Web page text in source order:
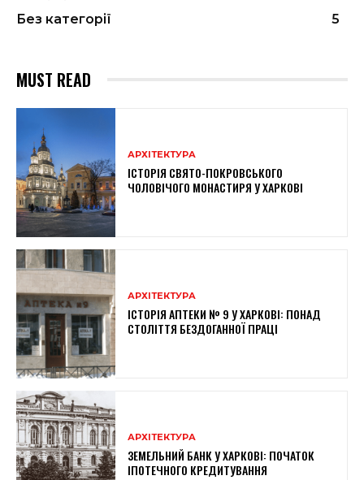
Без категорії
5
MUST READ
АРХІТЕКТУРА
ІСТОРІЯ СВЯТО-ПОКРОВСЬКОГО
ЧОЛОВІЧОГО МОНАСТИРЯ У ХАРКОВІ
АРХІТЕКТУРА
ІСТОРІЯ АПТЕКИ № 9 У ХАРКОВІ: ПОНАД
СТОЛІТТЯ БЕЗДОГАННОЇ ПРАЦІ
АРХІТЕКТУРА
ЗЕМЕЛЬНИЙ БАНК У ХАРКОВІ: ПОЧАТОК
ІПОТЕЧНОГО КРЕДИТУВАННЯ